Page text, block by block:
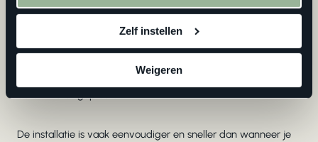
Zelf instellen
Weigeren
biedt diverse voordelen die het overwegen waard zijn. Een
pvc vloer op hout zorgt voor extra isolatie. De combinatie van
combinatie geluid effectiever dan wanneer pvc direct op
beton wordt geplaatst.
De installatie is vaak eenvoudiger en sneller dan wanneer je